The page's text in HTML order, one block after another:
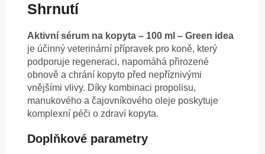
Shrnutí
Aktivní sérum na kopyta – 100 ml – Green idea
je účinný veterinární přípravek pro koně, který
podporuje regeneraci, napomáhá přirozené
obnově a chrání kopyto před nepříznivými
vnějšími vlivy. Díky kombinaci propolisu,
manukového a čajovníkového oleje poskytuje
komplexní péči o zdraví kopyta.
Doplňkové parametry